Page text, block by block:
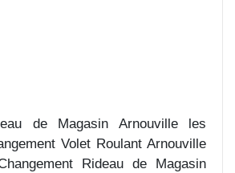
de Magasin Arnouville les
Volet Roulant Arnouville
Rideau de Magasin